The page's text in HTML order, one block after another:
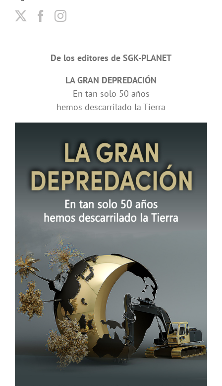
De los editores de SGK-PLANET
LA GRAN DEPREDACIÓN
En tan solo 50 años
hemos descarrilado la Tierra